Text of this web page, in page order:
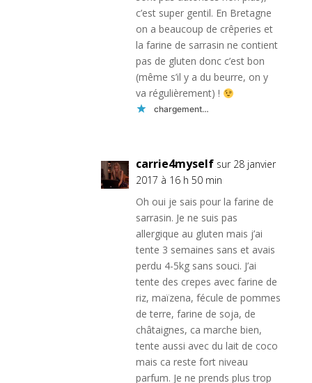
c’est super gentil. En Bretagne
on a beaucoup de crêperies et
la farine de sarrasin ne contient
pas de gluten donc c’est bon
(même s’il y a du beurre, on y
va régulièrement) !
chargement…
carrie4myself sur 28 janvier
2017 à 16 h 50 min
Oh oui je sais pour la farine de
sarrasin. Je ne suis pas
allergique au gluten mais j’ai
tente 3 semaines sans et avais
perdu 4-5kg sans souci. J’ai
tente des crepes avec farine de
riz, maïzena, fécule de pommes
de terre, farine de soja, de
châtaignes, ca marche bien,
tente aussi avec du lait de coco
mais ca reste fort niveau
parfum. Je ne prends plus trop